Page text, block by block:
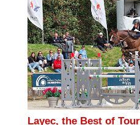
Layec, the Best of